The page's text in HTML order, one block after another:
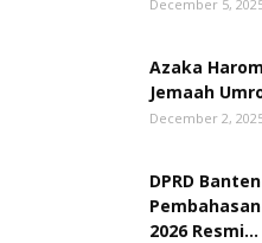
December 5,
Azaka
Jemaah
December 2,
DPRD
2026 Resmi...